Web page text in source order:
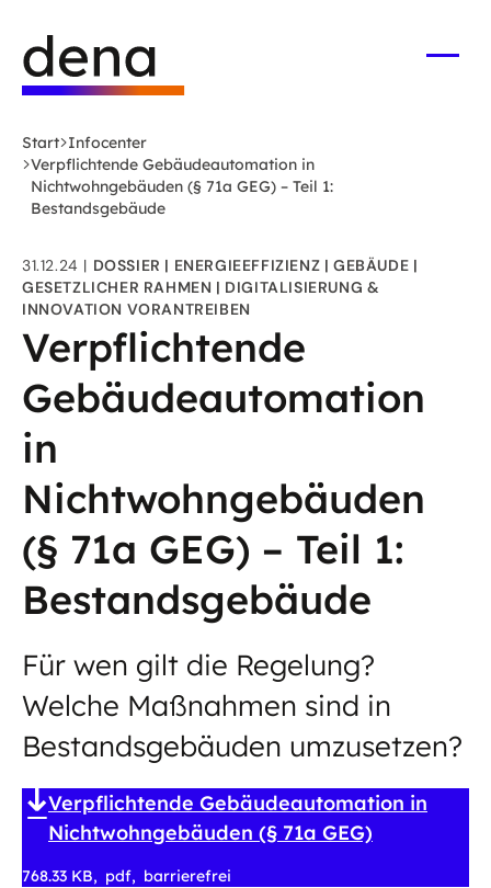
Hauptinhalt
springen
Deutsche
Energie-
Agentur
-
zur
Startseite
Start Infocenter
Verpflichtende Gebäudeautomation in
Nichtwohngebäuden (§ 71a GEG) – Teil 1:
Bestandsgebäude
31.12.24 DOSSIER ENERGIEEFFIZIENZ
GEBÄUDE
GESETZLICHER RAHMEN
DIGITALISIERUNG &
INNOVATION VORANTREIBEN
Verpflichtende
Gebäudeautomation
in
Nichtwohngebäuden
(§ 71a GEG) – Teil 1:
Bestandsgebäude
Für wen gilt die Regelung?
Welche Maßnahmen sind in
Bestandsgebäuden umzusetzen?
Verpflichtende Gebäudeautomation in
Nichtwohngebäuden (§ 71a GEG)
768.33 KB pdf barrierefrei